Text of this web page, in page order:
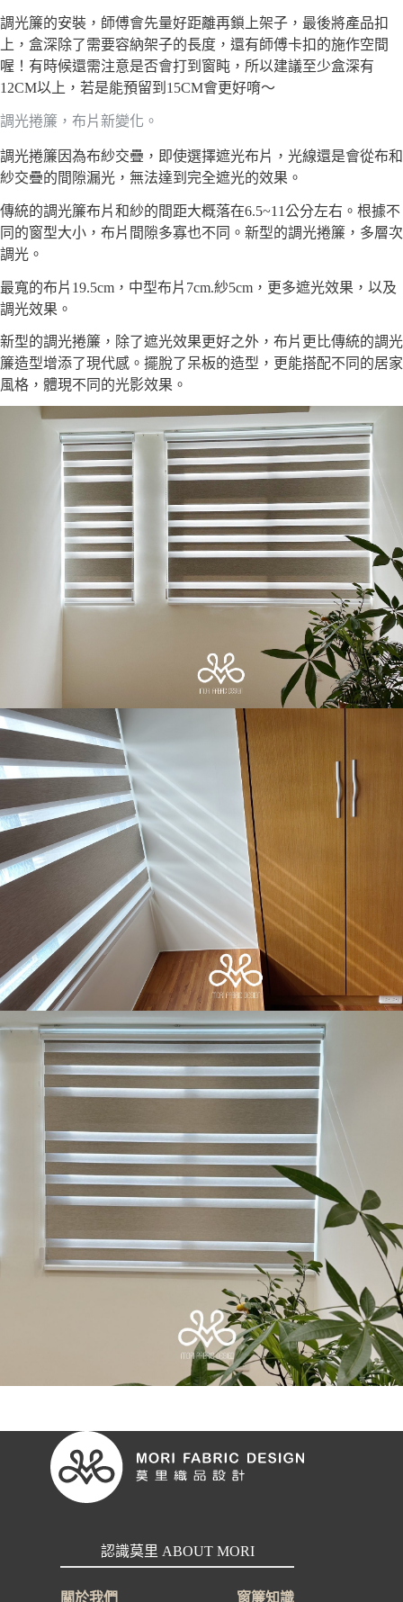
調光簾的安裝，師傅會先量好距離再鎖上架子，最後將產品扣
上，盒深除了需要容納架子的長度，還有師傅卡扣的施作空間
喔！有時候還需注意是否會打到窗盹，所以建議至少盒深有
12CM以上，若是能預留到15CM會更好唷～
調光捲簾，布片新變化。
調光捲簾因為布紗交疊，即使選擇遮光布片，光線還是會從布和
紗交疊的間隙漏光，無法達到完全遮光的效果。
傳統的調光簾布片和紗的間距大概落在6.5~11公分左右。根據不
同的窗型大小，布片間隙多寡也不同。新型的調光捲簾，多層次
調光。
最寬的布片19.5cm，中型布片7cm.紗5cm，更多遮光效果，以及
調光效果。
新型的調光捲簾，除了遮光效果更好之外，布片更比傳統的調光
簾造型增添了現代感。擺脫了呆板的造型，更能搭配不同的居家
風格，體現不同的光影效果。
認識莫里 ABOUT MORI
關於我們 窗簾知識